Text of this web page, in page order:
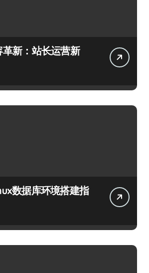
新：站长运营新
数据库环境搭建指